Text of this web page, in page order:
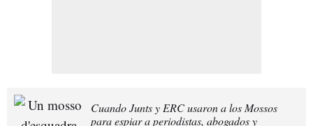
Cuando Junts y ERC usaron a los Mossos
para espiar a periodistas, abogados y